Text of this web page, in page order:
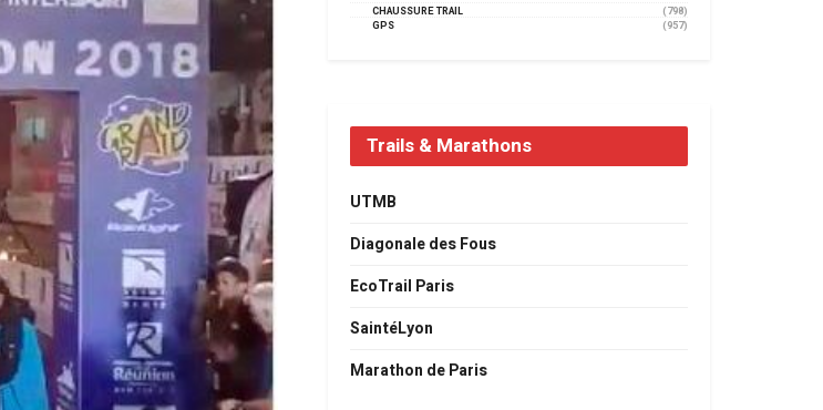
CHAUSSURE TRAIL
(798)
GPS
(957)
Trails & Marathons
UTMB
Diagonale des Fous
EcoTrail Paris
SaintéLyon
Marathon de Paris